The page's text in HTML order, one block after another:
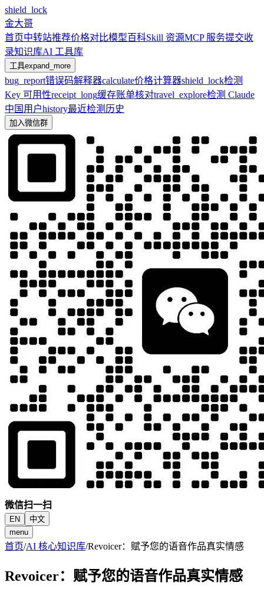
shield_lock
金大哥
首页中转站推荐价格对比模型百科Skill 资源MCP 服务提交收
录知识库AI 工具库
工具expand_more
bug_report错误码解释器calculate价格计算器shield_lock检测
Key 可用性receipt_long缓存账单核对travel_explore检测 Claude
中国用户history最近检测历史
加入微信群
微信扫一扫
EN
中文
menu
首页/AI 核心知识库/Revoicer：赋予您的语音作品真实情感
Revoicer：赋予您的语音作品真实情感